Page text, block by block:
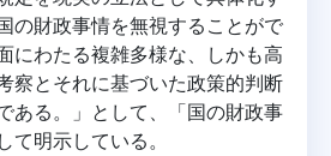
の財政事情を無視することがで
にわたる複雑多様な、しかも高
察とそれに基づいた政策的判断
ある。」として、「国の財政事
明示している。